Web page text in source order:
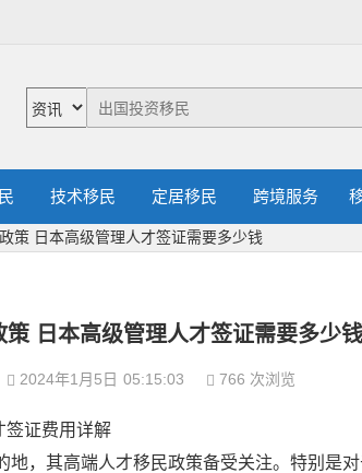
技术移民 定居移民 跨境服务
策 日本高级管理人才签证需要多少钱
策 日本高级管理人才签证需要多少钱
2024年1月5日 05:15:03 766 次浏览
签证费用详解
地，其高端人才移民政策备受关注。特别是